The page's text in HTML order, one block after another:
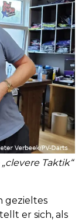
Taktik“
gezieltes
er sich, als